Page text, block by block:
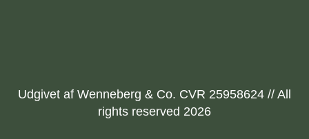
Udgivet af Wenneberg & Co. CVR 25958624 // All
rights reserved 2026